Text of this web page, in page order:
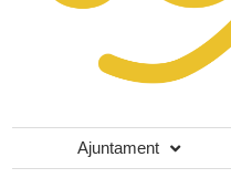
Ajuntament